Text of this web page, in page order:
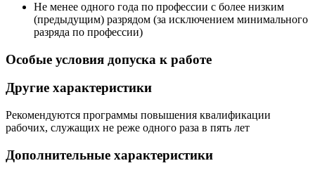
Не менее одного года по профессии с более низким
(предыдущим) разрядом (за исключением минимального
разряда по профессии)
Особые условия допуска к работе
Другие характеристики
Рекомендуются программы повышения квалификации
рабочих, служащих не реже одного раза в пять лет
Дополнительные характеристики